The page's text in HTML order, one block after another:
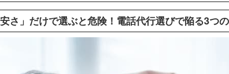
さ」だけで選ぶと危険！電話代行選びで陥る3つ